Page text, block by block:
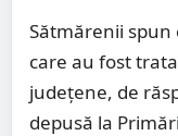
Sătmărenii
care au fost
județene, de
depusă la